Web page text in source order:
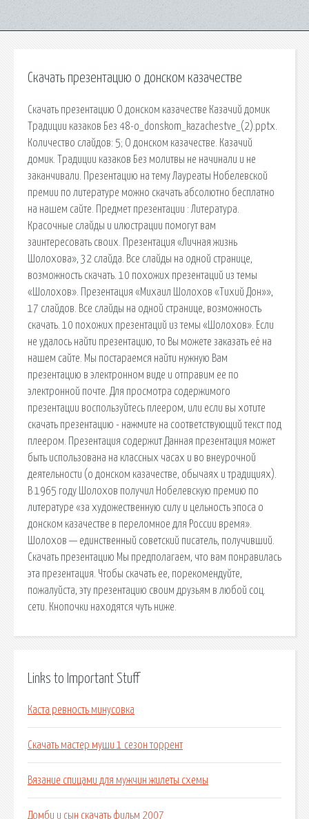
Скачать презентацию о донском казачестве
Скачать презентацию О донском казачестве Казачий домик
Традиции казаков Без 48-o_donskom_kazachestve_(2).pptx.
Количество слайдов: 5; О донском казачестве. Казачий
домик. Традиции казаков Без молитвы не начинали и не
заканчивали. Презентацию на тему Лауреаты Нобелевской
премии по литературе можно скачать абсолютно бесплатно
на нашем сайте. Предмет презентации : Литература.
Красочные слайды и илюстрации помогут вам
заинтересовать своих. Презентация «Личная жизнь
Шолохова», 32 слайда. Все слайды на одной странице,
возможность скачать. 10 похожих презентаций из темы
«Шолохов». Презентация «Михаил Шолохов «Тихий Дон»»,
17 слайдов. Все слайды на одной странице, возможность
скачать. 10 похожих презентаций из темы «Шолохов». Если
не удалось найти презентацию, то Вы можете заказать её на
нашем сайте. Мы постараемся найти нужную Вам
презентацию в электронном виде и отправим ее по
электронной почте. Для просмотра содержимого
презентации воспользуйтесь плеером, или если вы хотите
скачать презентацию - нажмите на соответствующий текст под
плеером. Презентация содержит Данная презентация может
быть использована на классных часах и во внеурочной
деятельности (о донском казачестве, обычаях и традициях).
В 1965 году Шолохов получил Нобелевскую премию по
литературе «за художественную силу и цельность эпоса о
донском казачестве в переломное для России время».
Шолохов — единственный советский писатель, получивший.
Скачать презентацию Мы предполагаем, что вам понравилась
эта презентация. Чтобы скачать ее, порекомендуйте,
пожалуйста, эту презентацию своим друзьям в любой соц.
сети. Кнопочки находятся чуть ниже.
Links to Important Stuff
Каста ревность минусовка
Скачать мастер муши 1 сезон торрент
Вязание спицами для мужчин жилеты схемы
Домби и сын скачать фильм 2007